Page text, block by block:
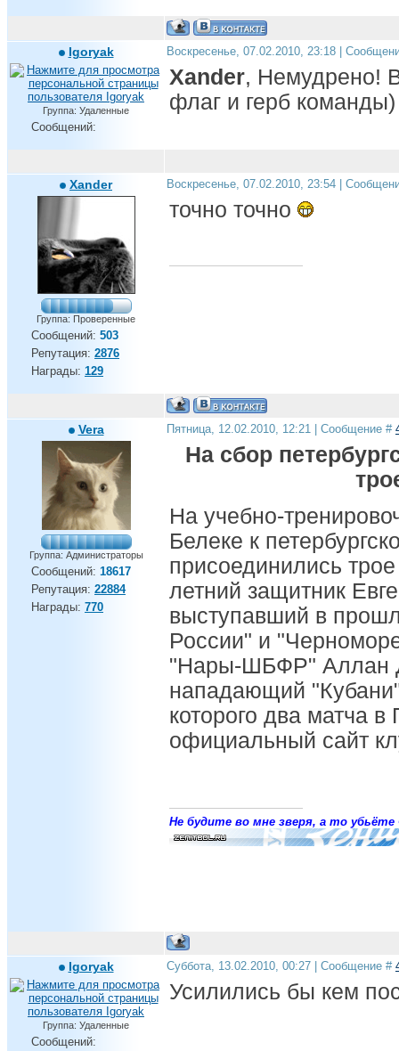
Igoryak
Группа: Удаленные
Сообщений:
Воскресенье, 07.02.2010, 23:18 |
Xander, Немудрено!
флаг и герб команды)
Xander
Группа: Проверенные
Сообщений: 503
Репутация: 2876
Награды: 129
Воскресенье, 07.02.2010, 23:54 |
точно точно
Vera
Группа: Администраторы
Сообщений: 18617
Репутация: 22884
Награды: 770
Пятница, 12.02.2010, 12:21 | Сообщение #
На сбор
На учебно-
Белеке к
присоединились
летний защитник
выступавший в
России" и
"Нары-ШБФР" Аллан
нападающий
которого два матча
официальный сайт
Не будите во мне зверя, а то убьёте
Igoryak
Группа: Удаленные
Сообщений:
Суббота, 13.02.2010, 00:27 | Сообщение #
Усилились бы кем